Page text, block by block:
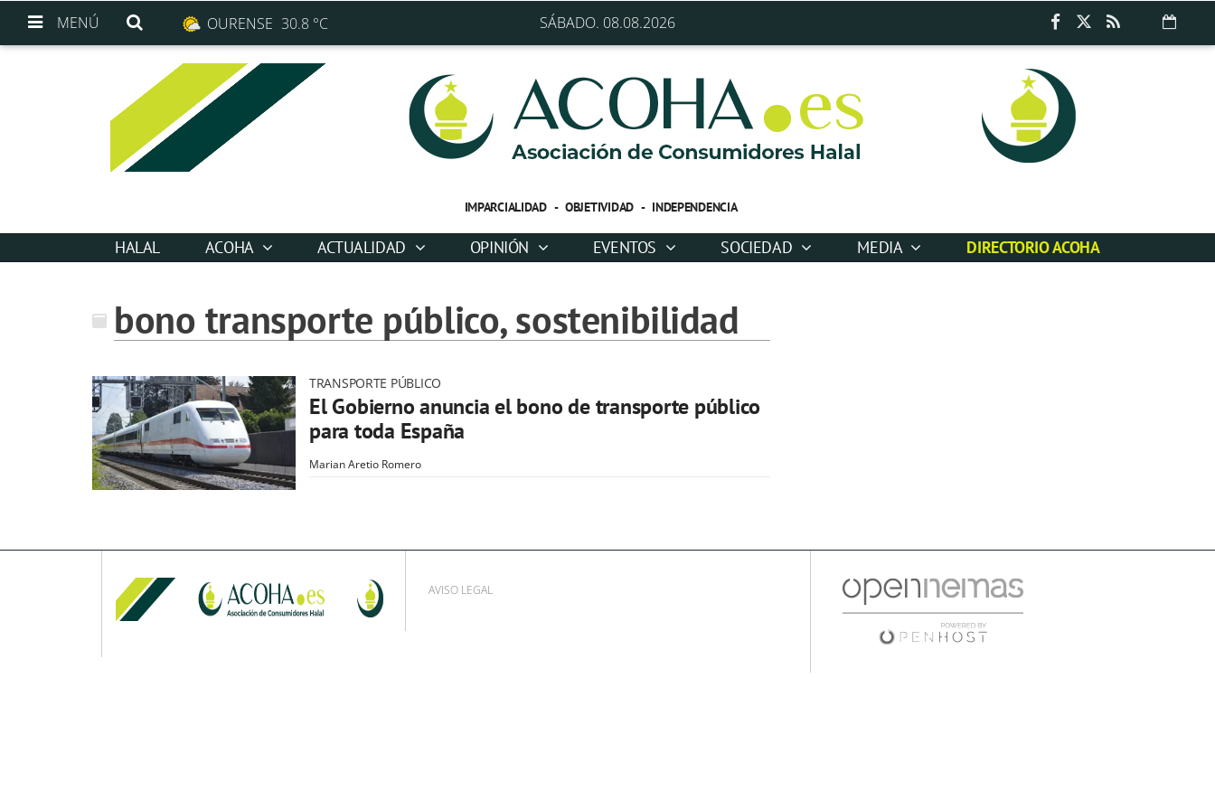
MENÚ OURENSE 30.8 °C SÁBADO. 08.08.2026
IMPARCIALIDAD - OBJETIVIDAD - INDEPENDENCIA
HALAL ACOHA ACTUALIDAD OPINIÓN EVENTOS SOCIEDAD MEDIA DIRECTORIO ACOHA
bono transporte público, sostenibilidad
TRANSPORTE PÚBLICO
El Gobierno anuncia el bono de transporte público
para toda España
Marian Aretio Romero
AVISO LEGAL